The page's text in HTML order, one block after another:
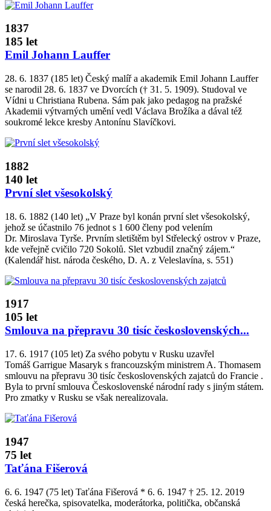
1837
185 let
Emil Johann Lauffer
28. 6. 1837 (185 let) Český malíř a akademik Emil Johann Lauffer
se narodil 28. 6. 1837 ve Dvorcích († 31. 5. 1909). Studoval ve
Vídni u Christiana Rubena. Sám pak jako pedagog na pražské
Akademii výtvarných umění vedl Václava Brožíka a dával též
soukromé lekce kresby Antonínu Slavíčkovi.
1882
140 let
První slet všesokolský
18. 6. 1882 (140 let) „V Praze byl konán první slet všesokolský,
jehož se účastnilo 76 jednot s 1 600 členy pod velením
Dr. Miroslava Tyrše. Prvním sletištěm byl Střelecký ostrov v Praze,
kde veřejně cvičilo 720 Sokolů. Slet vzbudil značný zájem.“
(Kalendář hist. národa českého, D. A. z Veleslavína, s. 551)
1917
105 let
Smlouva na přepravu 30 tisíc československých...
17. 6. 1917 (105 let) Za svého pobytu v Rusku uzavřel
Tomáš Garrigue Masaryk s francouzským ministrem A. Thomasem
smlouvu na přepravu 30 tisíc československých zajatců do Francie .
Byla to první smlouva Československé národní rady s jiným státem.
Pro zmatky v Rusku se však nerealizovala.
1947
75 let
Taťána Fišerová
6. 6. 1947 (75 let) Taťána Fišerová * 6. 6. 1947 † 25. 12. 2019
česká herečka, spisovatelka, moderátorka, politička, občanská